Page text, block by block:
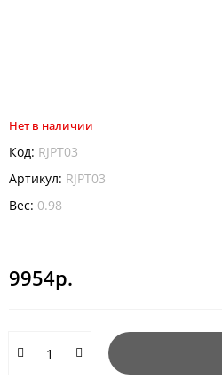
Нет в наличии
Код: RJPT03
Артикул: RJPT03
Вес: 0.98
9954р.